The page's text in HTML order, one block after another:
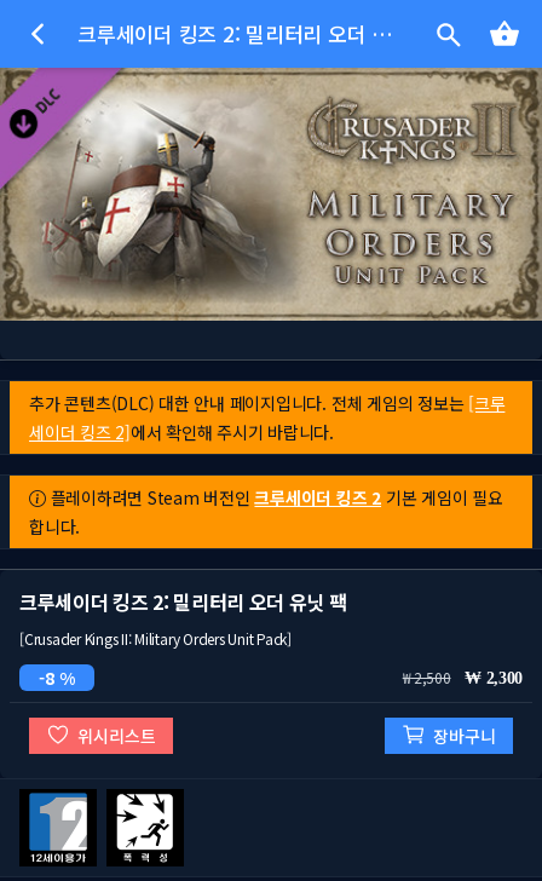
크루세이더 킹즈 2: 밀리터리 오더 유닛 팩
추가 콘텐츠(DLC) 대한 안내 페이지입니다. 전체 게임의 정보는 [크루
세이더 킹즈 2]에서 확인해 주시기 바랍니다.
플레이하려면 Steam 버전인크루세이더 킹즈 2 기본 게임이 필요
합니다.
크루세이더 킹즈 2: 밀리터리 오더 유닛 팩
[Crusader Kings II: Military Orders Unit Pack]
8 % 2,500 2,300
위시리스트 장바구니